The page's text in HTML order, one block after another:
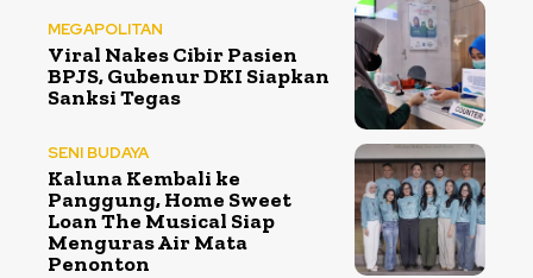
MEGAPOLITAN
Viral Nakes Cibir Pasien
BPJS, Gubenur DKI Siapkan
Sanksi Tegas
SENI BUDAYA
Kaluna Kembali ke
Panggung, Home Sweet
Loan The Musical Siap
Menguras Air Mata
Penonton